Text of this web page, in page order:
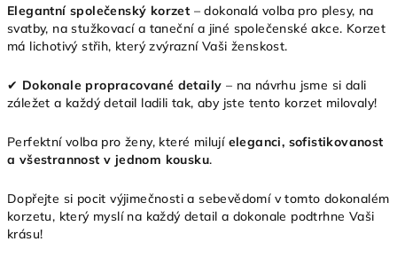
Elegantní společenský korzet – dokonalá volba pro plesy, na
svatby, na stužkovací a taneční a jiné společenské akce. Korzet
má lichotivý střih, který zvýrazní Vaši ženskost.
✔ Dokonale propracované detaily – na návrhu jsme si dali
záležet a každý detail ladili tak, aby jste tento korzet milovaly!
Perfektní volba pro ženy, které milují eleganci, sofistikovanost
a všestrannost v jednom kousku.
Dopřejte si pocit výjimečnosti a sebevědomí v tomto dokonalém
korzetu, který myslí na každý detail a dokonale podtrhne Vaši
krásu!